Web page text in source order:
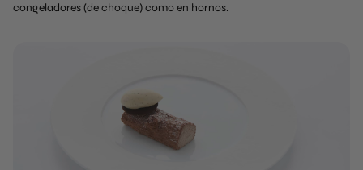
congeladores (de choque) como en hornos.